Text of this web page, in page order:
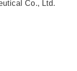
Co., Ltd.